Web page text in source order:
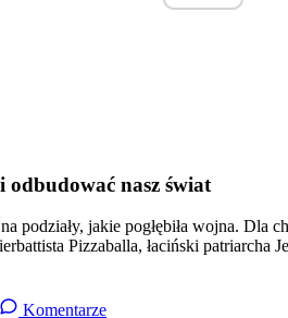
nasz świat
podziały, jakie pogłębiła wojna.
Pizzaballa, łaciński
Komentarze